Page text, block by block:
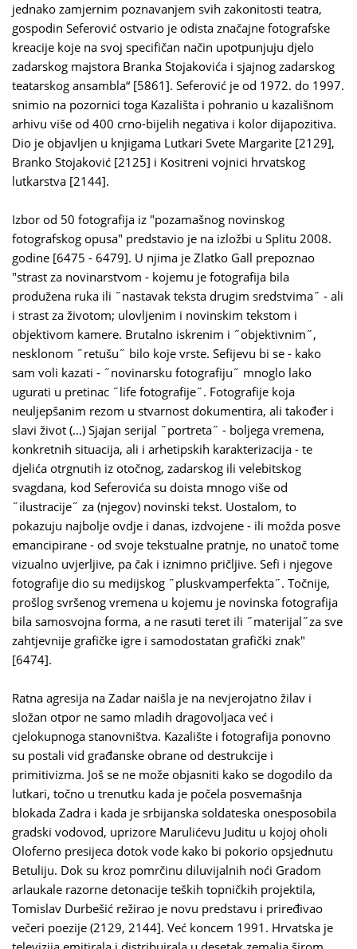
jednako zamjernim poznavanjem svih zakonitosti teatra,
gospodin Seferović ostvario je odista značajne fotografske
kreacije koje na svoj specifičan način upotpunjuju djelo
zadarskog majstora Branka Stojakovića i sjajnog zadarskog
teatarskog ansambla“ [5861]. Seferović je od 1972. do 1997.
snimio na pozornici toga Kazališta i pohranio u kazališnom
arhivu više od 400 crno-bijelih negativa i kolor dijapozitiva.
Dio je objavljen u knjigama Lutkari Svete Margarite [2129],
Branko Stojaković [2125] i Kositreni vojnici hrvatskog
lutkarstva [2144].
Izbor od 50 fotografija iz "pozamašnog novinskog
fotografskog opusa" predstavio je na izložbi u Splitu 2008.
godine [6475 - 6479]. U njima je Zlatko Gall prepoznao
"strast za novinarstvom - kojemu je fotografija bila
produžena ruka ili ˝nastavak teksta drugim sredstvima˝ - ali
i strast za životom; ulovljenim i novinskim tekstom i
objektivom kamere. Brutalno iskrenim i ˝objektivnim˝,
nesklonom ˝retušu˝ bilo koje vrste. Sefijevu bi se - kako
sam voli kazati - ˝novinarsku fotografiju˝ mnoglo lako
ugurati u pretinac ˝life fotografije˝. Fotografije koja
neuljepšanim rezom u stvarnost dokumentira, ali također i
slavi život (...) Sjajan serijal ˝portreta˝ - boljega vremena,
konkretnih situacija, ali i arhetipskih karakterizacija - te
djelića otrgnutih iz otočnog, zadarskog ili velebitskog
svagdana, kod Seferovića su doista mnogo više od
˝ilustracije˝ za (njegov) novinski tekst. Uostalom, to
pokazuju najbolje ovdje i danas, izdvojene - ili možda posve
emancipirane - od svoje tekstualne pratnje, no unatoč tome
vizualno uvjerljive, pa čak i iznimno pričljive. Sefi i njegove
fotografije dio su medijskog ˝pluskvamperfekta˝. Točnije,
prošlog svršenog vremena u kojemu je novinska fotografija
bila samosvojna forma, a ne rasuti teret ili ˝materijal˝za sve
zahtjevnije grafičke igre i samodostatan grafički znak"
[6474].
Ratna agresija na Zadar naišla je na nevjerojatno žilav i
složan otpor ne samo mladih dragovoljaca već i
cjelokupnoga stanovništva. Kazalište i fotografija ponovno
su postali vid građanske obrane od destrukcije i
primitivizma. Još se ne može objasniti kako se dogodilo da
lutkari, točno u trenutku kada je počela posvemašnja
blokada Zadra i kada je srbijanska soldateska onesposobila
gradski vodovod, uprizore Marulićevu Juditu u kojoj oholi
Oloferno presijeca dotok vode kako bi pokorio opsjednutu
Betuliju. Dok su kroz pomrčinu diluvijalnih noći Gradom
arlaukale razorne detonacije teških topničkih projektila,
Tomislav Durbešić režirao je novu predstavu i priređivao
večeri poezije (2129, 2144]. Već koncem 1991. Hrvatska je